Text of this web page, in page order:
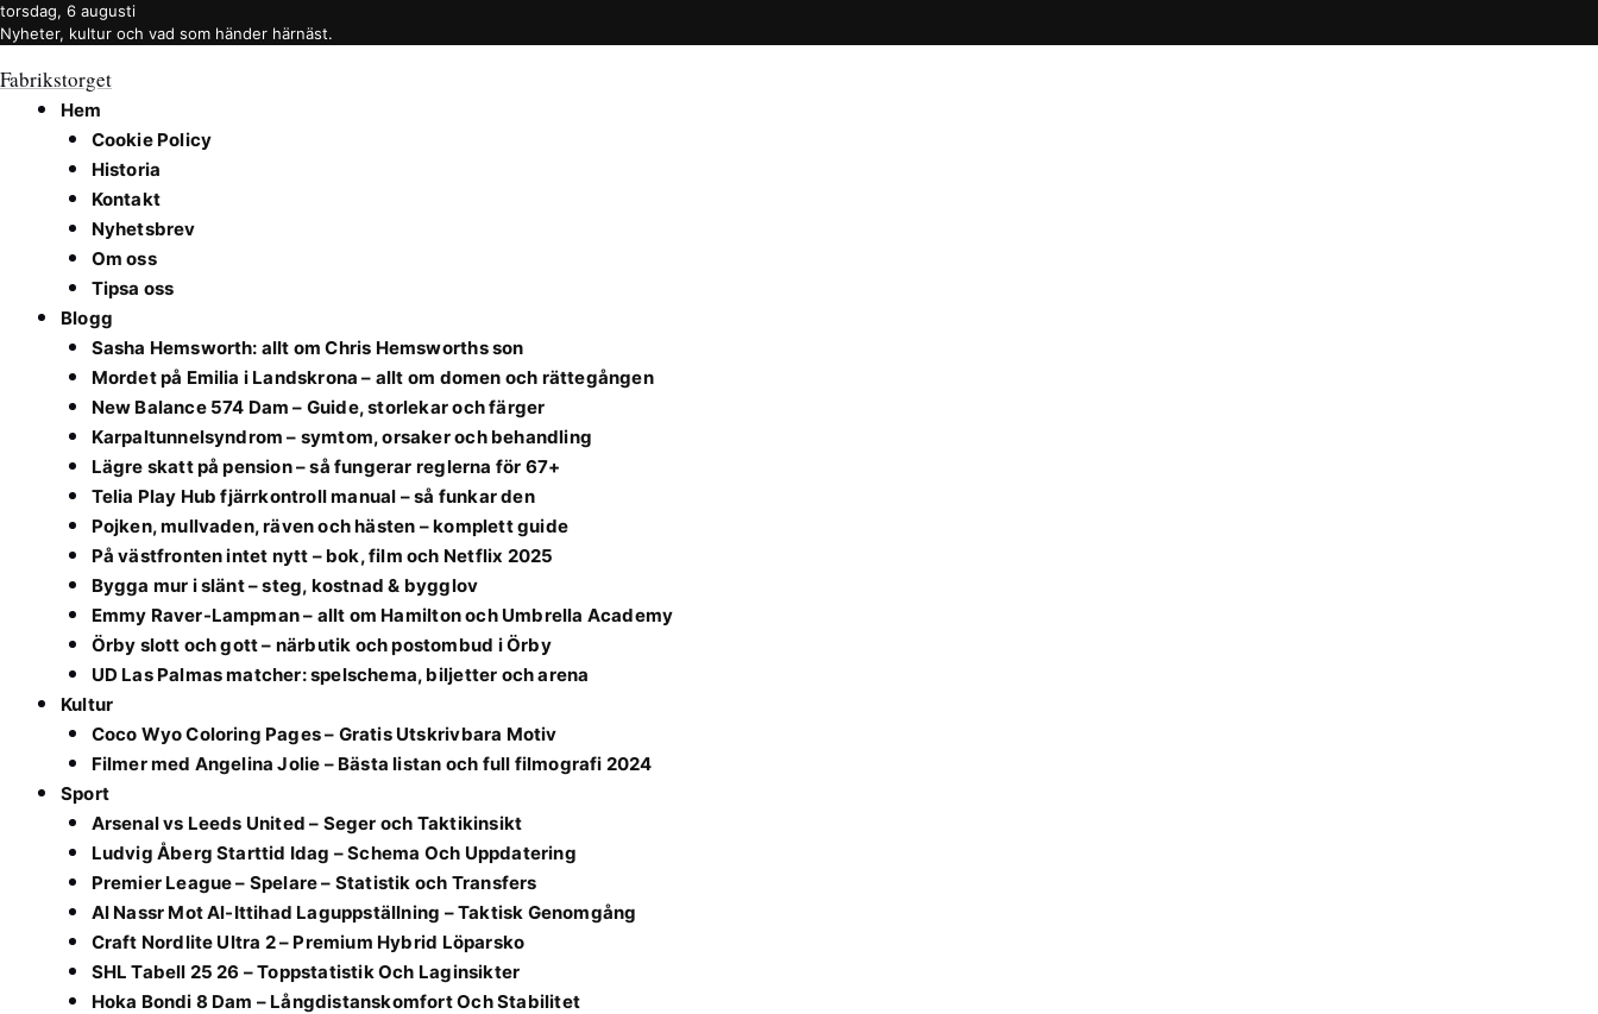
torsdag, 6 augusti
Nyheter, kultur och vad som händer härnäst.
Fabrikstorget
Hem
Cookie Policy
Historia
Kontakt
Nyhetsbrev
Om oss
Tipsa oss
Blogg
Sasha Hemsworth: allt om Chris Hemsworths son
Mordet på Emilia i Landskrona – allt om domen och rättegången
New Balance 574 Dam – Guide, storlekar och färger
Karpaltunnelsyndrom – symtom, orsaker och behandling
Lägre skatt på pension – så fungerar reglerna för 67+
Telia Play Hub fjärrkontroll manual – så funkar den
Pojken, mullvaden, räven och hästen – komplett guide
På västfronten intet nytt – bok, film och Netflix 2025
Bygga mur i slänt – steg, kostnad & bygglov
Emmy Raver-Lampman – allt om Hamilton och Umbrella Academy
Örby slott och gott – närbutik och postombud i Örby
UD Las Palmas matcher: spelschema, biljetter och arena
Kultur
Coco Wyo Coloring Pages – Gratis Utskrivbara Motiv
Filmer med Angelina Jolie – Bästa listan och full filmografi 2024
Sport
Arsenal vs Leeds United – Seger och Taktikinsikt
Ludvig Åberg Starttid Idag – Schema Och Uppdatering
Premier League – Spelare – Statistik och Transfers
Al Nassr Mot Al-Ittihad Laguppställning – Taktisk Genomgång
Craft Nordlite Ultra 2 – Premium Hybrid Löparsko
SHL Tabell 25 26 – Toppstatistik Och Laginsikter
Hoka Bondi 8 Dam – Långdistanskomfort Och Stabilitet